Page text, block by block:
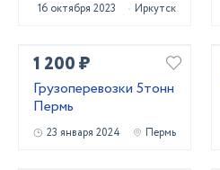
16 октября 2023 Иркутск
1 200 ₽
Грузоперевозки 5тонн
Пермь
23 января 2024 Пермь